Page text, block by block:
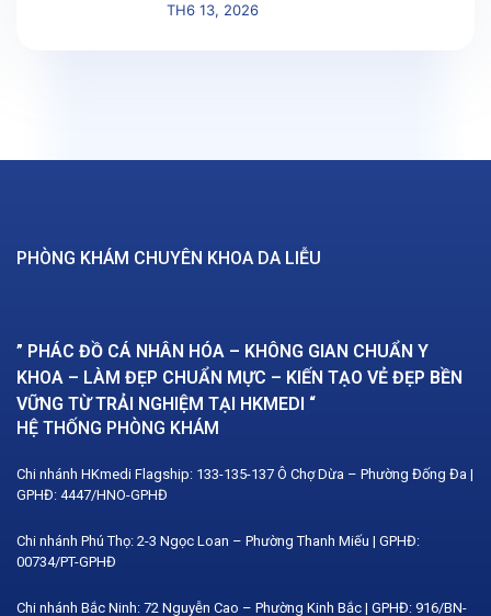
TH6 13, 2026
PHÒNG KHÁM CHUYÊN KHOA DA LIỄU
” PHÁC ĐỒ CÁ NHÂN HÓA – KHÔNG GIAN CHUẨN Y
KHOA – LÀM ĐẸP CHUẨN MỰC – KIẾN TẠO VẺ ĐẸP BỀN
VỮNG TỪ TRẢI NGHIỆM TẠI HKMEDI “
HỆ THỐNG PHÒNG KHÁM
Chi nhánh HKmedi Flagship: 133-135-137 Ô Chợ Dừa – Phường Đống Đa |
GPHĐ: 4447/HNO-GPHĐ
Chi nhánh Phú Thọ: 2-3 Ngọc Loan – Phường Thanh Miếu | GPHĐ:
00734/PT-GPHĐ
Chi nhánh Bắc Ninh: 72 Nguyễn Cao – Phường Kinh Bắc | GPHĐ: 916/BN-